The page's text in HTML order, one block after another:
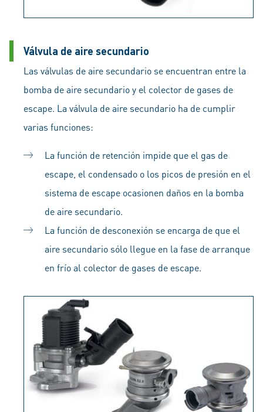
Válvula de aire secundario
Las válvulas de aire secundario se encuentran entre la
bomba de aire secundario y el colector de gases de
escape. La válvula de aire secundario ha de cumplir
varias funciones:
La función de retención impide que el gas de
escape, el condensado o los picos de presión en el
sistema de escape ocasionen daños en la bomba
de aire secundario.
La función de desconexión se encarga de que el
aire secundario sólo llegue en la fase de arranque
en frío al colector de gases de escape.